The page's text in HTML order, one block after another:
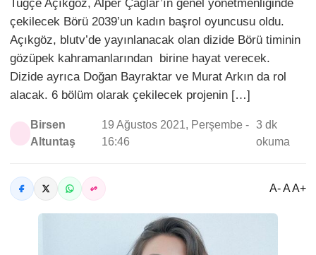
Tuğçe Açıkgöz, Alper Çağlar’ın genel yönetmenliğinde
çekilecek Börü 2039’un kadın başrol oyuncusu oldu.
Açıkgöz, blutv’de yayınlanacak olan dizide Börü timinin
gözüpek kahramanlarından birine hayat verecek.
Dizide ayrıca Doğan Bayraktar ve Murat Arkın da rol
alacak. 6 bölüm olarak çekilecek projenin […]
Birsen
Altuntaş
19 Ağustos 2021, Perşembe -
16:46
3 dk
okuma
A- A A+